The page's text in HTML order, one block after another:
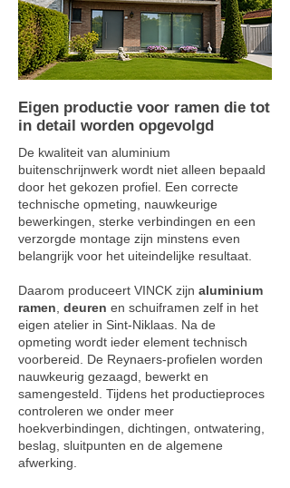
Eigen productie voor ramen die tot
in detail worden opgevolgd
De kwaliteit van aluminium
buitenschrijnwerk wordt niet alleen bepaald
door het gekozen profiel. Een correcte
technische opmeting, nauwkeurige
bewerkingen, sterke verbindingen en een
verzorgde montage zijn minstens even
belangrijk voor het uiteindelijke resultaat.
Daarom produceert VINCK zijn aluminium
ramen deuren en schuiframen zelf in het
eigen atelier in Sint-Niklaas. Na de
opmeting wordt ieder element technisch
voorbereid. De Reynaers-profielen worden
nauwkeurig gezaagd, bewerkt en
samengesteld. Tijdens het productieproces
controleren we onder meer
hoekverbindingen, dichtingen, ontwatering,
beslag, sluitpunten en de algemene
afwerking.